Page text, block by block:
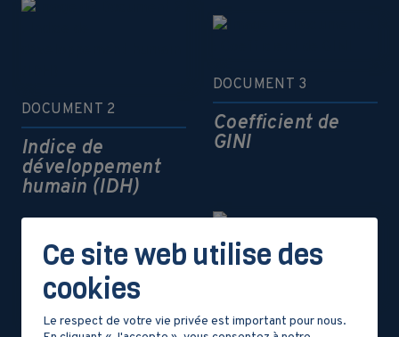
DOCUMENT 2
Indice de
développement
humain (IDH)
DOCUMENT 3
Coefficient de
GINI
DOCUMENT 4
Ce site web utilise des
cookies
Le respect de votre vie privée est important pour nous.